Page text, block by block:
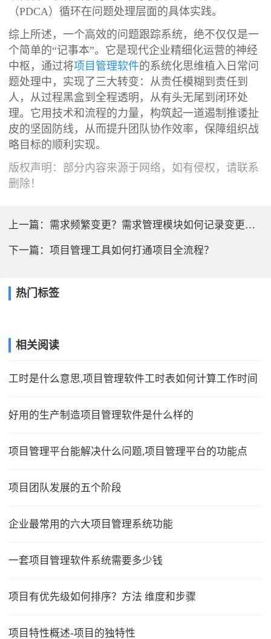
（PDCA）循环在问题处理层面的具体实践。
综上所述，一个高效的问题跟踪系统，绝不仅仅是一
个简单的“记事本”。它是现代企业精细化运营的神经
中枢，通过将项目管理软件的系统化思维植入日常问
题处理中，实现了三大转变：从责任模糊到责任到
人，从过程黑盒到全程透明，从有头无尾到闭环处
理。它用技术和流程的力量，构筑起一道遏制推诿扯
皮的坚固防线，从而提升团队协作效率，保障组织战
略目标的顺利实现。
版权声明：部分内容来源于网络，如有侵权，请联系
删除！
上一篇： 需求频繁变更？需求管理模块如何记录变更过程与影响分析
下一篇：项目管理工具如何打通项目全流程？
热门标签
相关阅读
工时是什么意思,项目管理软件工时表如何计算工作时间
好用的生产制造项目管理软件是什么样的
项目管理平台能解决什么问题,项目管理平台的功能点
项目团队发展的五个阶段
企业最常用的六大项目管理系统功能
一套项目管理软件系统需要多少钱
项目有优先级如何排序？方法 维度和步骤
项目特性概述-项目的独特性